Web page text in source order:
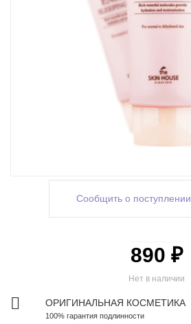
Сообщить о поступлении
Нет в наличии
890 ₽
ОРИГИНАЛЬНАЯ КОСМЕТИКА
100% гарантия подлинности